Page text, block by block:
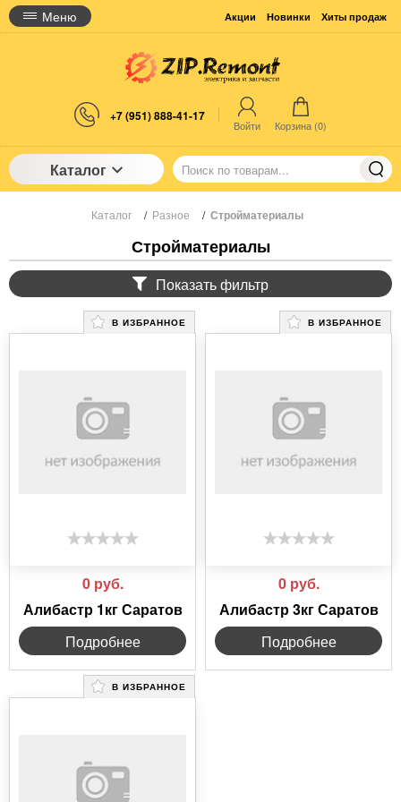
Меню Акции Новинки Хиты продаж
+7 (951) 888-41-17
Войти Корзина (0)
Каталог
Каталог / Разное / Стройматериалы
Стройматериалы
Показать фильтр
В ИЗБРАННОЕ
0 руб.
Алибастр 1кг Саратов
Подробнее
В ИЗБРАННОЕ
0 руб.
Алибастр 3кг Саратов
Подробнее
В ИЗБРАННОЕ